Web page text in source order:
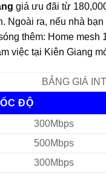
giá ưu đãi từ
Ngoài ra, nếu nhà
thêm: Home
việc tại Kiên Giang
BẢNG GIÁ
ĐỘ
300Mbps
500Mbps
300Mbps